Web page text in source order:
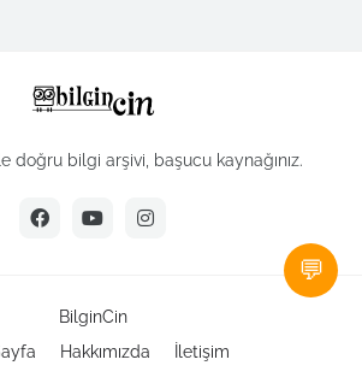
doğru bilgi arşivi, başucu kaynağınız.
BilginCin
Hakkımızda İletişim
💬